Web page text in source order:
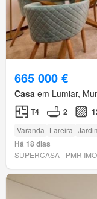
665 000 €
Casa em Lumiar,
T4 2
Varanda Lareira
Há 18 dias
SUPERCASA - PMR